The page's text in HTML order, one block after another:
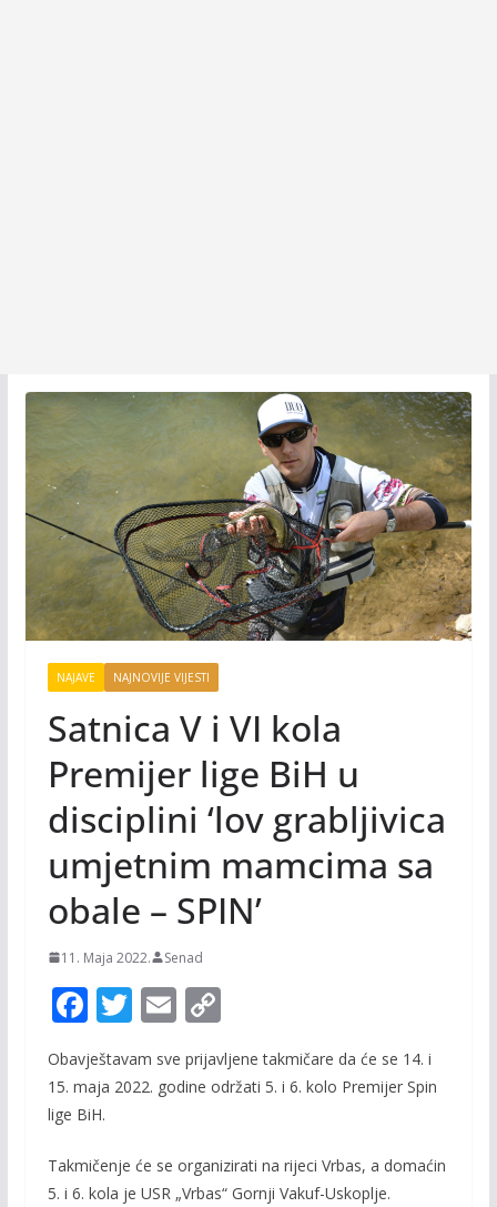
NAJAVE NAJNOVIJE VIJESTI
Satnica V i VI kola
Premijer lige BiH u
disciplini ‘lov grabljivica
umjetnim mamcima sa
obale – SPIN’
11. Maja 2022. Senad
F
ac
e
b
o
o
T
itt
er
E
ai
C
o
p
n
Obavještavam sve prijavljene takmičare da će se 14. i
15. maja 2022. godine održati 5. i 6. kolo Premijer Spin
lige BiH.
Takmičenje će se organizirati na rijeci Vrbas, a domaćin
5. i 6. kola je USR „Vrbas“ Gornji Vakuf-Uskoplje.